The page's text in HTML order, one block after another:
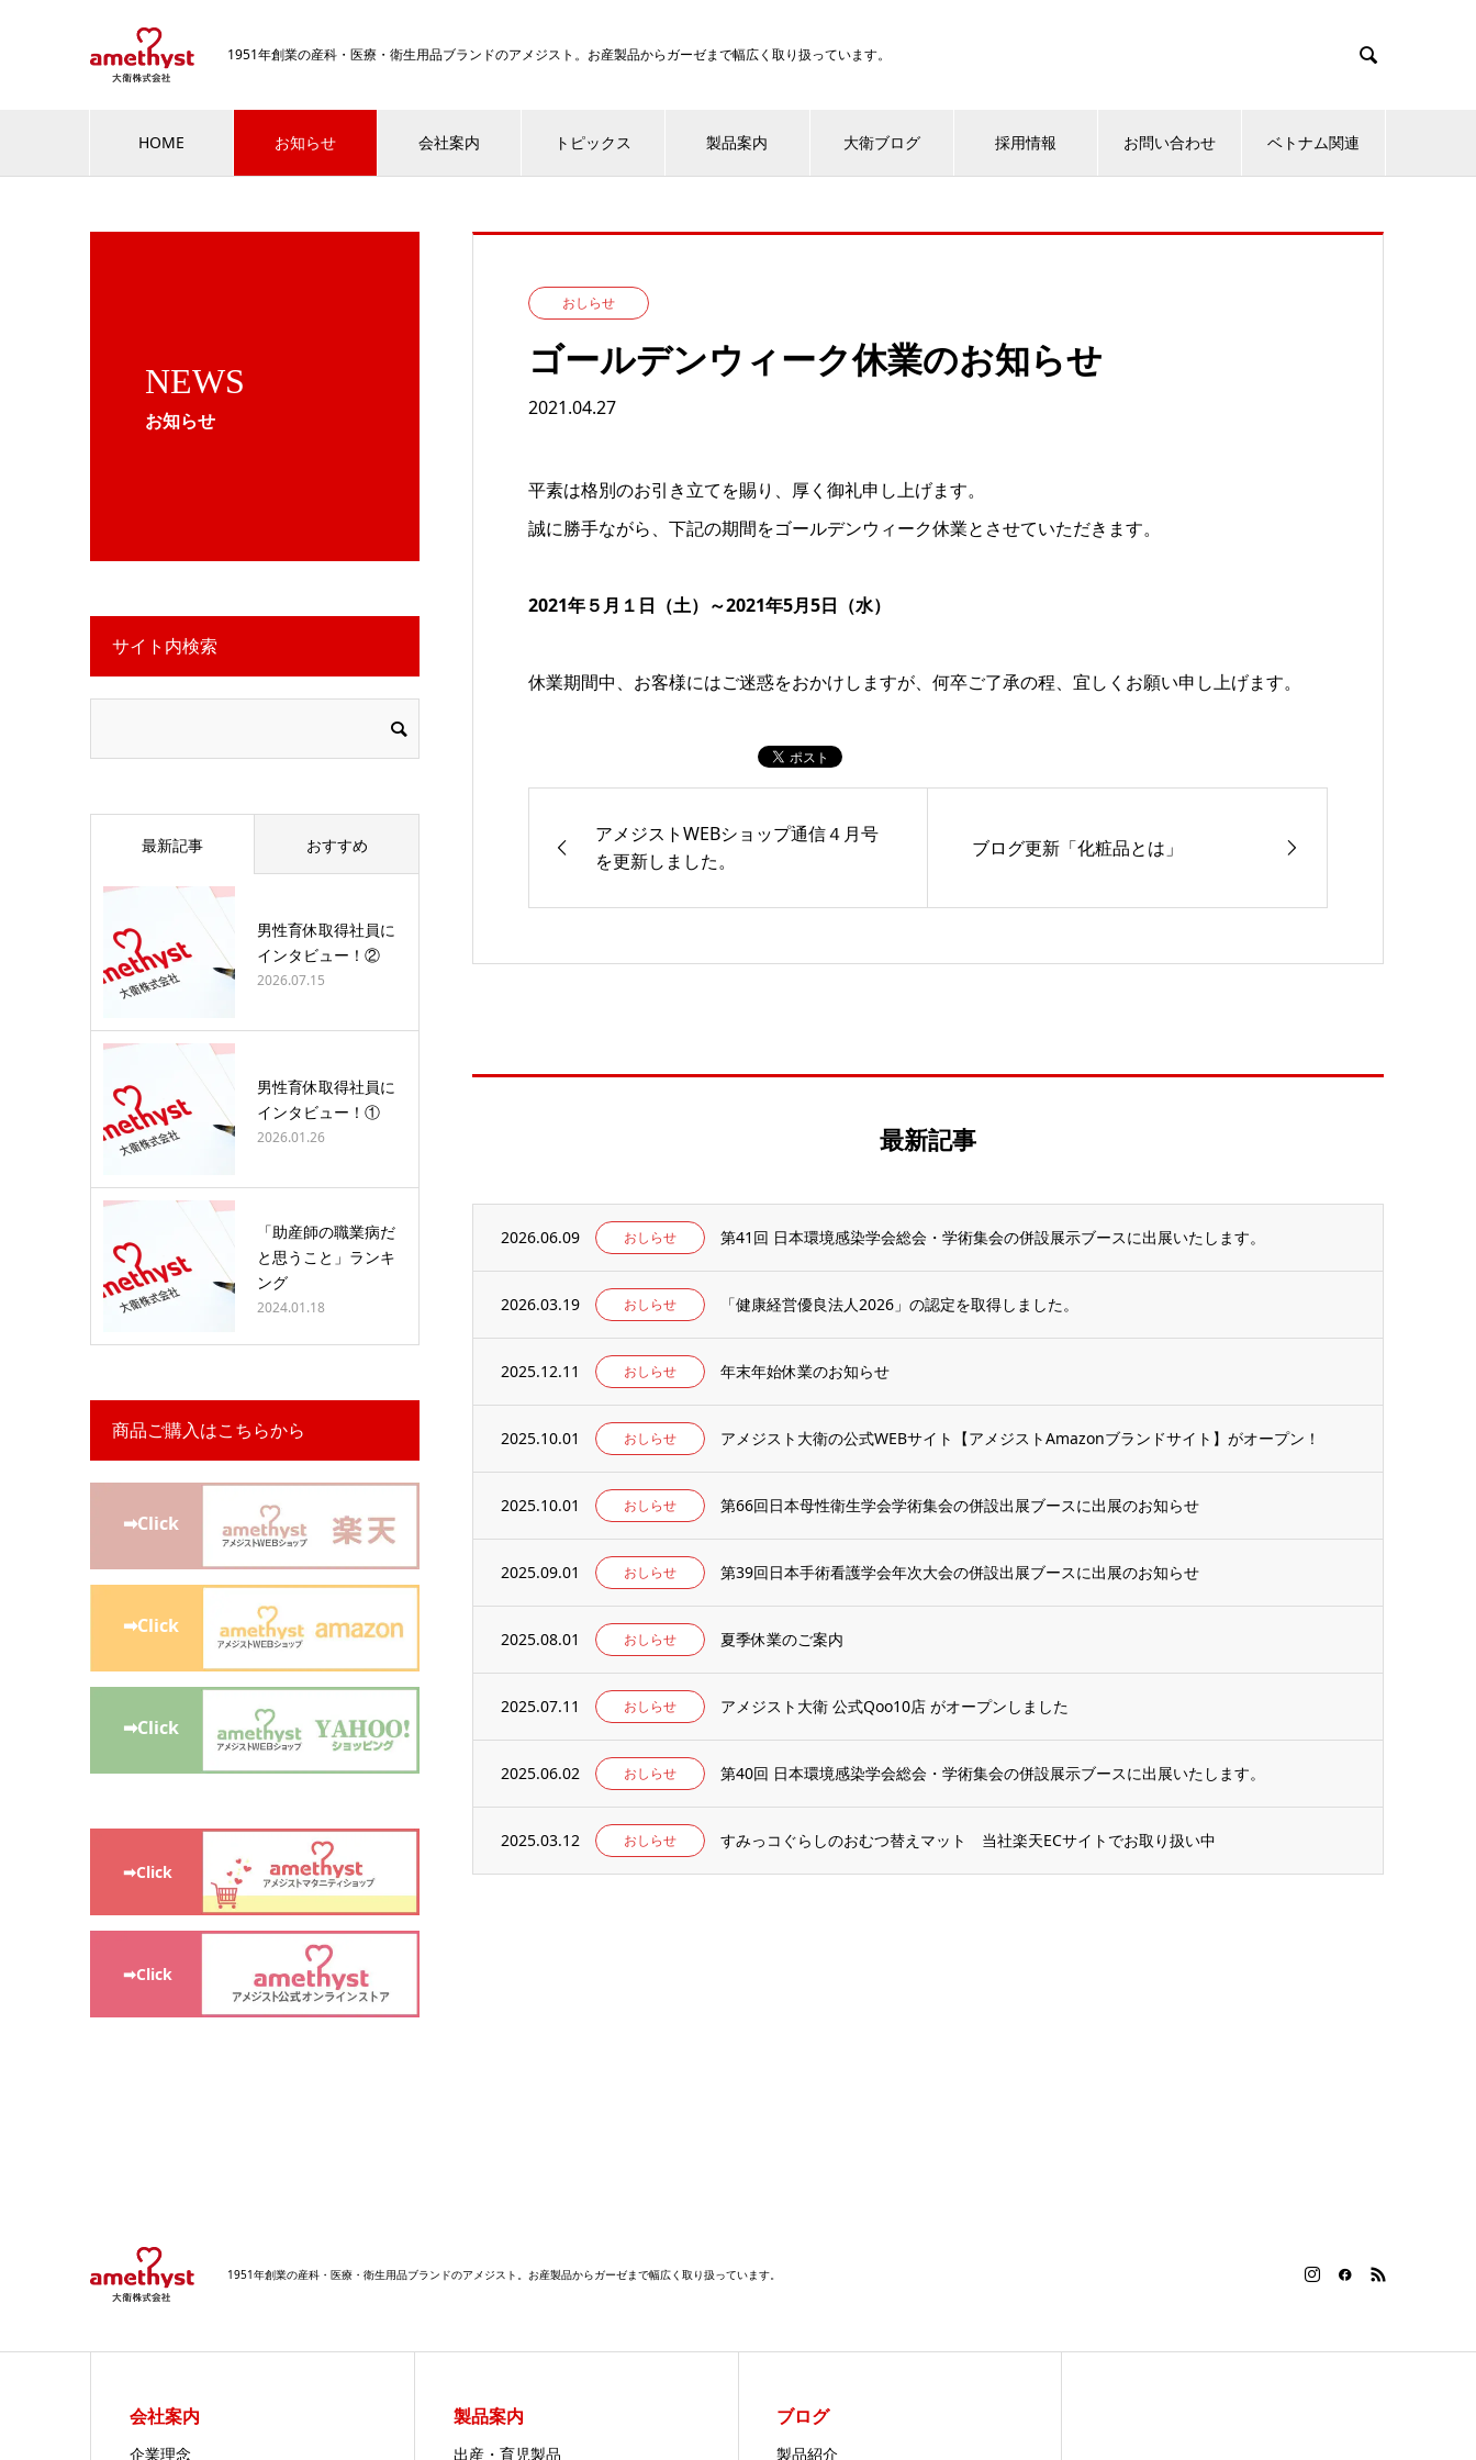
1951年創業の産科・医療・衛生用品ブランドのアメジスト。お産製品からガーゼまで幅広く取り扱っています。 
HOME お知らせ 会社案内 トピックス 製品案内 大衛ブログ 採用情報 お問い合わせ ベトナム関連
NEWS
お知らせ
おしらせ
ゴールデンウィーク休業のお知らせ
2021.04.27
平素は格別のお引き立てを賜り、厚く御礼申し上げます。
誠に勝手ながら、下記の期間をゴールデンウィーク休業とさせていただきます。
2021年５月１日（土）～2021年5月5日（水）
休業期間中、お客様にはご迷惑をおかけしますが、何卒ご了承の程、宜しくお願い申し上げます。
アメジストWEBショップ通信４月号
を更新しました。
ブログ更新「化粧品とは」
最新記事
2026.06.09 おしらせ 第41回 日本環境感染学会総会・学術集会の併設展示ブースに出展いたします。
2026.03.19 おしらせ 「健康経営優良法人2026」の認定を取得しました。
2025.12.11 おしらせ 年末年始休業のお知らせ
2025.10.01 おしらせ アメジスト大衛の公式WEBサイト【アメジストAmazonブランドサイト】がオープン！
2025.10.01 おしらせ 第66回日本母性衛生学会学術集会の併設出展ブースに出展のお知らせ
2025.09.01 おしらせ 第39回日本手術看護学会年次大会の併設出展ブースに出展のお知らせ
2025.08.01 おしらせ 夏季休業のご案内
2025.07.11 おしらせ アメジスト大衛 公式Qoo10店 がオープンしました
2025.06.02 おしらせ 第40回 日本環境感染学会総会・学術集会の併設展示ブースに出展いたします。
2025.03.12 おしらせ すみっコぐらしのおむつ替えマット 当社楽天ECサイトでお取り扱い中
サイト内検索
最新記事 おすすめ
男性育休取得社員に
インタビュー！②
2026.07.15
男性育休取得社員に
インタビュー！①
2026.01.26
「助産師の職業病だ
と思うこと」ランキ
ング
2024.01.18
商品ご購入はこちらから
➡Click
➡Click
➡Click
➡Click
➡Click
1951年創業の産科・医療・衛生用品ブランドのアメジスト。お産製品からガーゼまで幅広く取り扱っています。
会社案内
企業理念
製品案内
出産・育児製品
ブログ
製品紹介